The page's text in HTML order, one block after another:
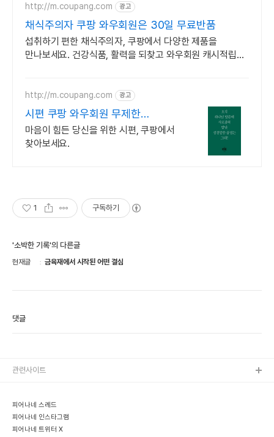
http://m.coupang.com 광고
채식주의자 쿠팡 와우회원은 30일 무료반품
섭취하기 편한 채식주의자, 쿠팡에서 다양한 제품을
만나보세요. 건강식품, 활력을 되찾고 와우회원 캐시적립도
http://m.coupang.com 광고
시편 쿠팡 와우회원 무제한
무료배송
마음이 힘든 당신을 위한 시편, 쿠팡에서
찾아보세요.
1 구독하기
'소박한 기록'의 다른글
현재글 금육재에서 시작된 어떤 결심
댓글
피어나네 스레드
피어나네 인스타그램
피어나네 트위터 X
관련사이트